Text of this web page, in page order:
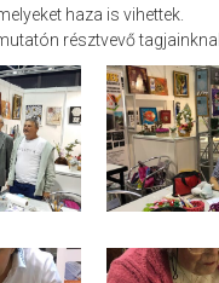
haza is vihettek.
résztvevő